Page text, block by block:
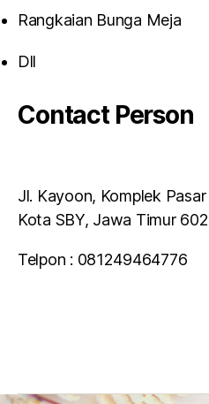
Rangkaian Bunga Meja
Dll
Contact Person
Jl. Kayoon, Komplek
Kota SBY, Jawa Timur
Telpon : 081249464776